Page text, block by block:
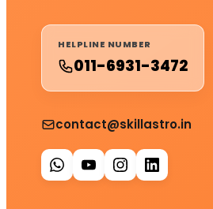
HELPLINE NUMBER
011-6931-3472
contact@skillastro.in